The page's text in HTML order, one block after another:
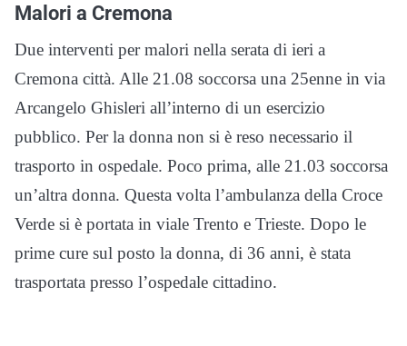
Malori a Cremona
Due interventi per malori nella serata di ieri a
Cremona città. Alle 21.08 soccorsa una 25enne in via
Arcangelo Ghisleri all’interno di un esercizio
pubblico. Per la donna non si è reso necessario il
trasporto in ospedale. Poco prima, alle 21.03 soccorsa
un’altra donna. Questa volta l’ambulanza della Croce
Verde si è portata in viale Trento e Trieste. Dopo le
prime cure sul posto la donna, di 36 anni, è stata
trasportata presso l’ospedale cittadino.